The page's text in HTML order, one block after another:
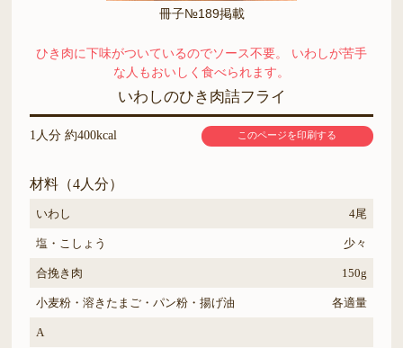
冊子№189掲載
ひき肉に下味がついているのでソース不要。 いわしが苦手
な人もおいしく食べられます。
いわしのひき肉詰フライ
1人分 約400kcal このページを印刷する
材料（4人分）
いわし 4尾
塩・こしょう 少々
合挽き肉 150g
小麦粉・溶きたまご・パン粉・揚げ油 各適量
A